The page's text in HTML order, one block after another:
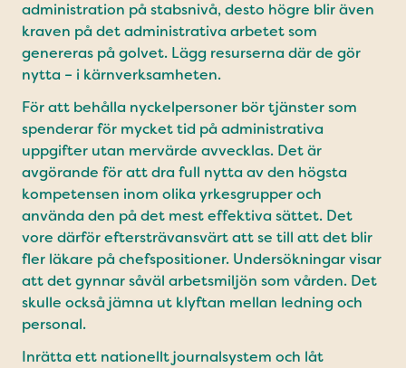
administration på stabsnivå, desto högre blir även
kraven på det administrativa arbetet som
genereras på golvet. Lägg resurserna där de gör
nytta – i kärnverksamheten.
För att behålla nyckelpersoner bör tjänster som
spenderar för mycket tid på administrativa
uppgifter utan mervärde avvecklas. Det är
avgörande för att dra full nytta av den högsta
kompetensen inom olika yrkesgrupper och
använda den på det mest effektiva sättet. Det
vore därför eftersträvansvärt att se till att det blir
fler läkare på chefspositioner. Undersökningar visar
att det gynnar såväl arbetsmiljön som vården. Det
skulle också jämna ut klyftan mellan ledning och
personal.
Inrätta ett nationellt journalsystem och låt